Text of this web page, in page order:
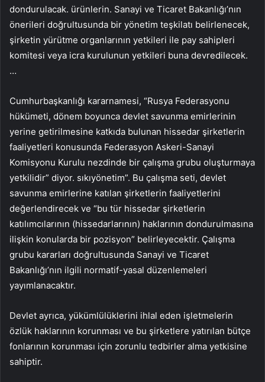
dondurulacak. ürünlerin. Sanayi ve Ticaret Bakanlığı’nın
önerileri doğrultusunda bir yönetim teşkilatı belirlenecek,
şirketin yürütme organlarının yetkileri ile pay sahipleri
komitesi veya icra kurulunun yetkileri buna devredilecek.
…
Cumhurbaşkanlığı kararnamesi, “Rusya Federasyonu
hükümeti, dönem boyunca devlet savunma emirlerinin
yerine getirilmesine katkıda bulunan hissedar şirketlerin
faaliyetleri konusunda Federasyon Askeri-Sanayi
Komisyonu Kurulu nezdinde bir çalışma grubu oluşturmaya
yetkilidir” diyor. sıkıyönetim”. Bu çalışma seti, devlet
savunma emirlerine katılan şirketlerin faaliyetlerini
değerlendirecek ve “bu tür hissedar şirketlerin
katılımcılarının (hissedarlarının) haklarının dondurulmasına
ilişkin konularda bir pozisyon” belirleyecektir. Çalışma
grubu kararları doğrultusunda Sanayi ve Ticaret
Bakanlığı’nın ilgili normatif-yasal düzenlemeleri
yayımlanacaktır.
Devlet ayrıca, yükümlülüklerini ihlal eden işletmelerin
özlük haklarının korunması ve bu şirketlere yatırılan bütçe
fonlarının korunması için zorunlu tedbirler alma yetkisine
sahiptir.